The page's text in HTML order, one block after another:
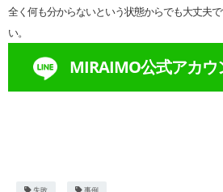
全く何も分からないという状態からでも大丈夫
い。
MIRAIMO公式アカウ